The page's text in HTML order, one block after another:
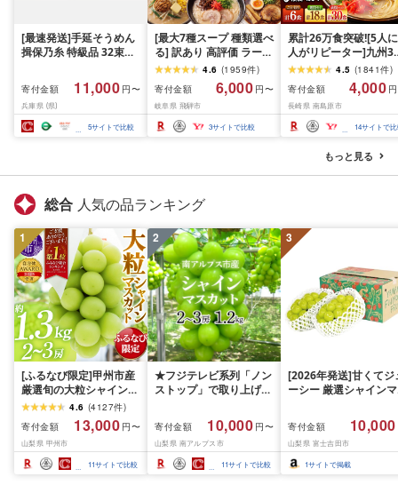
[最速発送]手延そうめん
揖保乃糸 特級品 32束
保乃糸 手延べそうめん
にゅうめん にゅう麺 麺
のし ギフト お歳暮
寄付金額 11,000 円〜
兵庫県 (県)
5サイトで比較
[最大7種スープ 種類選べ
る] 訳あり 高評価 ラーメ
ン 食べ比べ セット 簡易
包装 高山 24食 岐阜 飛騨
市 老田屋 時短 保存食 常
温 訳アリ 福袋 規格外 訳
アリ キャンプ 詰め合わ
せ 豚骨 醤油 塩 味噌
4.6 (1959件)
寄付金額
6,000 円〜
岐阜県 飛騨市
3サイトで比較
累計26万食突破![5人
人がリピーター]九州3
の味 ラーメン / 楽天
選べる内容量 ラーメン
らーめん 豚骨 豚骨ラ
メン とんこつラーメン
あごだし 熊本 食べ比
小分け 簡易包装 訳あ
南島原市 / ふるせ
4.5 (1841件)
寄付金額
4,000
長崎県 南島原市
14サイトで
もっと見る
総合 人気の品ランキング
1
[ふるなび限定]甲州市産
厳選旬の大粒シャインマ
スカット 約1.3kg 2〜3
房[2026年発送]
(MG)B12-472 FN-
Limited-VO シャインマ
スカット フルーツ
4.6 (4127件)
寄付金額
13,000 円〜
山梨県 甲州市
11サイトで比較
2
★フジテレビ系列「ノン
ストップ」で取り上げら
先行予約]南アルプス市
産シャインマスカット
1.2kg以上(2〜3房)ふる
さと納税 おすすめ 山梨
県 南アルプス市 送料無
寄付金額 10,000 円〜
山梨県 南アルプス市
11サイトで比較
3
[2026年発送]甘くてジ
ーシー 厳選シャインマ
月前半(1〜15日)から
月下旬までの発送) フ
ーツ ぶどう 果物 山梨
産 2026 旬 大粒 高級
寄付金額 10,000
山梨県 富士吉田市
1サイトで掲載